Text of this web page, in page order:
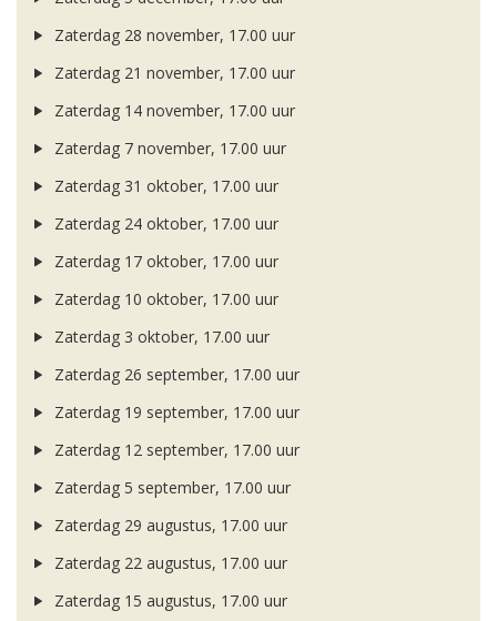
Zaterdag 28 november, 17.00 uur
Zaterdag 21 november, 17.00 uur
Zaterdag 14 november, 17.00 uur
Zaterdag 7 november, 17.00 uur
Zaterdag 31 oktober, 17.00 uur
Zaterdag 24 oktober, 17.00 uur
Zaterdag 17 oktober, 17.00 uur
Zaterdag 10 oktober, 17.00 uur
Zaterdag 3 oktober, 17.00 uur
Zaterdag 26 september, 17.00 uur
Zaterdag 19 september, 17.00 uur
Zaterdag 12 september, 17.00 uur
Zaterdag 5 september, 17.00 uur
Zaterdag 29 augustus, 17.00 uur
Zaterdag 22 augustus, 17.00 uur
Zaterdag 15 augustus, 17.00 uur